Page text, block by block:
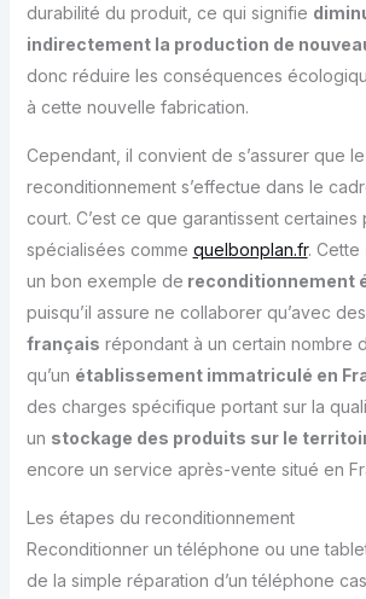
durabilité du produit, ce qui signifie
indirectement la production de
donc réduire les conséquences
à cette nouvelle fabrication.
Cependant, il convient de s’assurer que le
reconditionnement s’effectue dans le
court. C’est ce que garantissent certaines
spécialisées comme quelbonplan.fr. Cette
un bon exemple de reconditionnement
puisqu’il assure ne collaborer qu’avec des
français répondant à un certain nombre
qu’un établissement immatriculé en
des charges spécifique portant sur la
un stockage des produits sur le
encore un service après-vente situé en
Les étapes du reconditionnement
Reconditionner un téléphone ou une
de la simple réparation d’un téléphone